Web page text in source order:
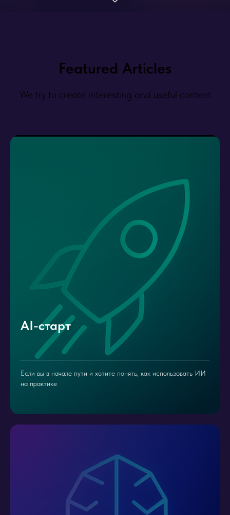
Featured Articles
We try to create interesting and useful content
AI-старт
Если вы в начале пути и хотите понять, как использовать ИИ
на практике